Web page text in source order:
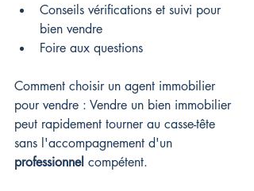
Conseils vérifications et suivi pour
bien vendre
Foire aux questions
Comment choisir un agent immobilier
pour vendre : Vendre un bien immobilier
peut rapidement tourner au casse-tête
sans l'accompagnement d'un
professionnel compétent.